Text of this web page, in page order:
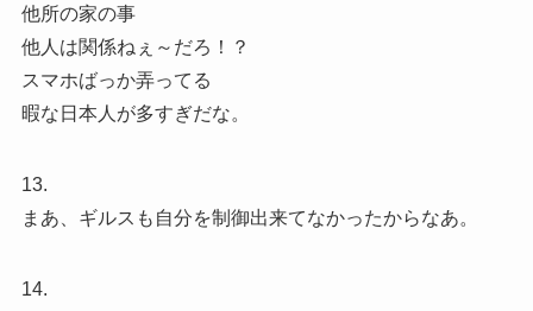
他所の家の事
他人は関係ねぇ～だろ！？
スマホばっか弄ってる
暇な日本人が多すぎだな。
13.
まあ、ギルスも自分を制御出来てなかったからなあ。
14.